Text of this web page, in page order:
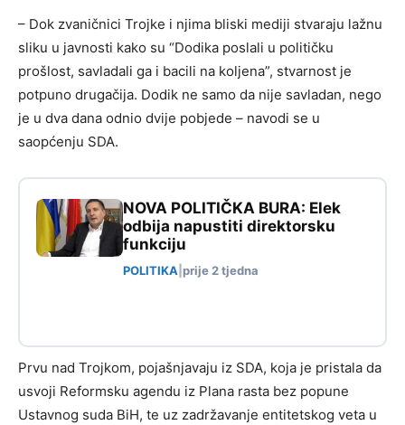
– Dok zvaničnici Trojke i njima bliski mediji stvaraju lažnu
sliku u javnosti kako su “Dodika poslali u političku
prošlost, savladali ga i bacili na koljena”, stvarnost je
potpuno drugačija. Dodik ne samo da nije savladan, nego
je u dva dana odnio dvije pobjede – navodi se u
saopćenju SDA.
NOVA POLITIČKA BURA: Elek
odbija napustiti direktorsku
funkciju
POLITIKA prije 2 tjedna
Prvu nad Trojkom, pojašnjavaju iz SDA, koja je pristala da
usvoji Reformsku agendu iz Plana rasta bez popune
Ustavnog suda BiH, te uz zadržavanje entitetskog veta u